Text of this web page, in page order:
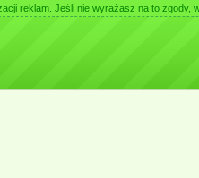
reklam. Jeśli nie wyrażasz na to zgody,